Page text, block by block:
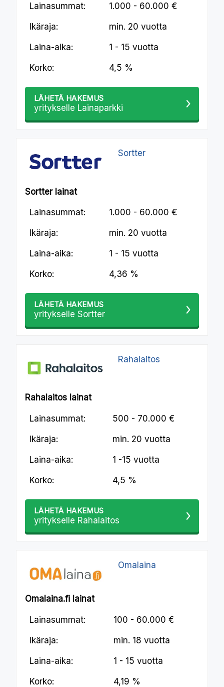
Lainasummat: 1.000 - 60.000 €
Ikäraja: min. 20 vuotta
Laina-aika: 1 - 15 vuotta
Korko: 4,5 %
LÄHETÄ HAKEMUS
yritykselle Lainaparkki
Sortter
Sortter lainat
Lainasummat: 1.000 - 60.000 €
Ikäraja: min. 20 vuotta
Laina-aika: 1 - 15 vuotta
Korko: 4,36 %
LÄHETÄ HAKEMUS
yritykselle Sortter
Rahalaitos
Rahalaitos lainat
Lainasummat: 500 - 70.000 €
Ikäraja: min. 20 vuotta
Laina-aika: 1 -15 vuotta
Korko: 4,5 %
LÄHETÄ HAKEMUS
yritykselle Rahalaitos
Omalaina
Omalaina.fi lainat
Lainasummat: 100 - 60.000 €
Ikäraja: min. 18 vuotta
Laina-aika: 1 - 15 vuotta
Korko: 4,19 %